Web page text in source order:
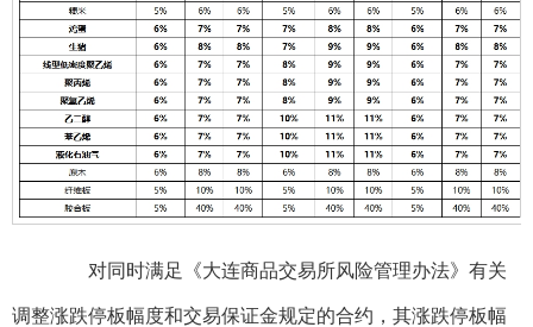
对同时满足《大连商品交易所风险管理办法》有关
调整涨跌停板幅度和交易保证金规定的合约，其涨跌停板幅